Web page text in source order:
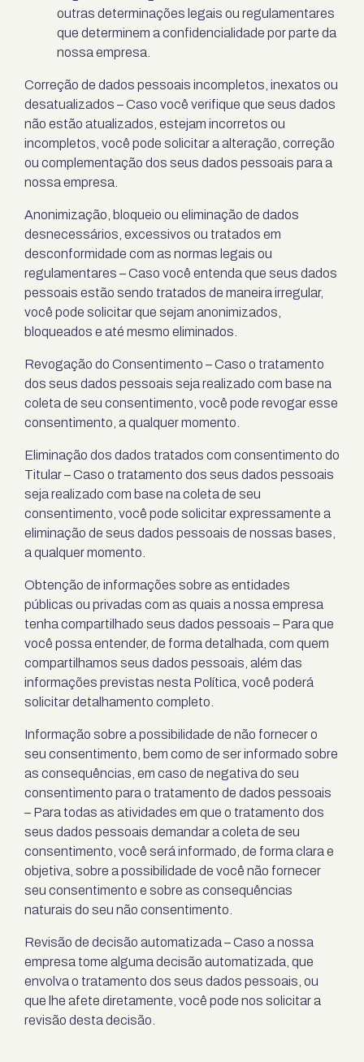
outras determinações legais ou regulamentares
que determinem a confidencialidade por parte da
nossa empresa.
Correção de dados pessoais incompletos, inexatos ou
desatualizados – Caso você verifique que seus dados
não estão atualizados, estejam incorretos ou
incompletos, você pode solicitar a alteração, correção
ou complementação dos seus dados pessoais para a
nossa empresa.
Anonimização, bloqueio ou eliminação de dados
desnecessários, excessivos ou tratados em
desconformidade com as normas legais ou
regulamentares – Caso você entenda que seus dados
pessoais estão sendo tratados de maneira irregular,
você pode solicitar que sejam anonimizados,
bloqueados e até mesmo eliminados.
Revogação do Consentimento – Caso o tratamento
dos seus dados pessoais seja realizado com base na
coleta de seu consentimento, você pode revogar esse
consentimento, a qualquer momento.
Eliminação dos dados tratados com consentimento do
Titular – Caso o tratamento dos seus dados pessoais
seja realizado com base na coleta de seu
consentimento, você pode solicitar expressamente a
eliminação de seus dados pessoais de nossas bases,
a qualquer momento.
Obtenção de informações sobre as entidades
públicas ou privadas com as quais a nossa empresa
tenha compartilhado seus dados pessoais – Para que
você possa entender, de forma detalhada, com quem
compartilhamos seus dados pessoais, além das
informações previstas nesta Política, você poderá
solicitar detalhamento completo.
Informação sobre a possibilidade de não fornecer o
seu consentimento, bem como de ser informado sobre
as consequências, em caso de negativa do seu
consentimento para o tratamento de dados pessoais
– Para todas as atividades em que o tratamento dos
seus dados pessoais demandar a coleta de seu
consentimento, você será informado, de forma clara e
objetiva, sobre a possibilidade de você não fornecer
seu consentimento e sobre as consequências
naturais do seu não consentimento.
Revisão de decisão automatizada – Caso a nossa
empresa tome alguma decisão automatizada, que
envolva o tratamento dos seus dados pessoais, ou
que lhe afete diretamente, você pode nos solicitar a
revisão desta decisão.